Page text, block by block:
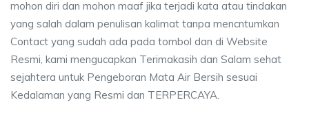
mohon diri dan mohon maaf jika terjadi kata atau tindakan
yang salah dalam penulisan kalimat tanpa mencntumkan
Contact yang sudah ada pada tombol dan di Website
Resmi, kami mengucapkan Terimakasih dan Salam sehat
sejahtera untuk Pengeboran Mata Air Bersih sesuai
Kedalaman yang Resmi dan TERPERCAYA.